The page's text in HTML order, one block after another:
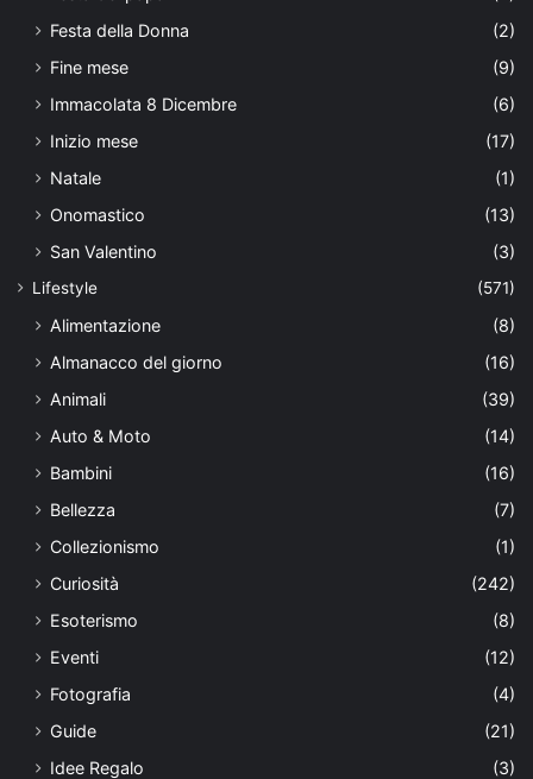
Festa della Donna
(2)
Fine mese
(9)
Immacolata 8 Dicembre
(6)
Inizio mese
(17)
Natale
(1)
Onomastico
(13)
San Valentino
(3)
Lifestyle (571)
Alimentazione
(8)
Almanacco del giorno
(16)
Animali
(39)
Auto & Moto
(14)
Bambini
(16)
Bellezza
(7)
Collezionismo
(1)
Curiosità
(242)
Esoterismo
(8)
Eventi
(12)
Fotografia
(4)
Guide
(21)
Idee Regalo
(3)